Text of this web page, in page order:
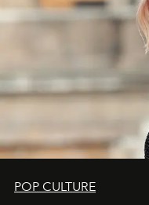
POP CULTURE